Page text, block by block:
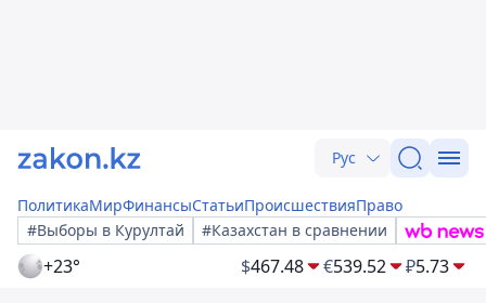
Рус
ПолитикаМирФинансыСтатьиПроисшествияПраво
#Выборы в Курултай
#Казахстан в сравнении
+23° $467.48 €539.52 ₽5.73